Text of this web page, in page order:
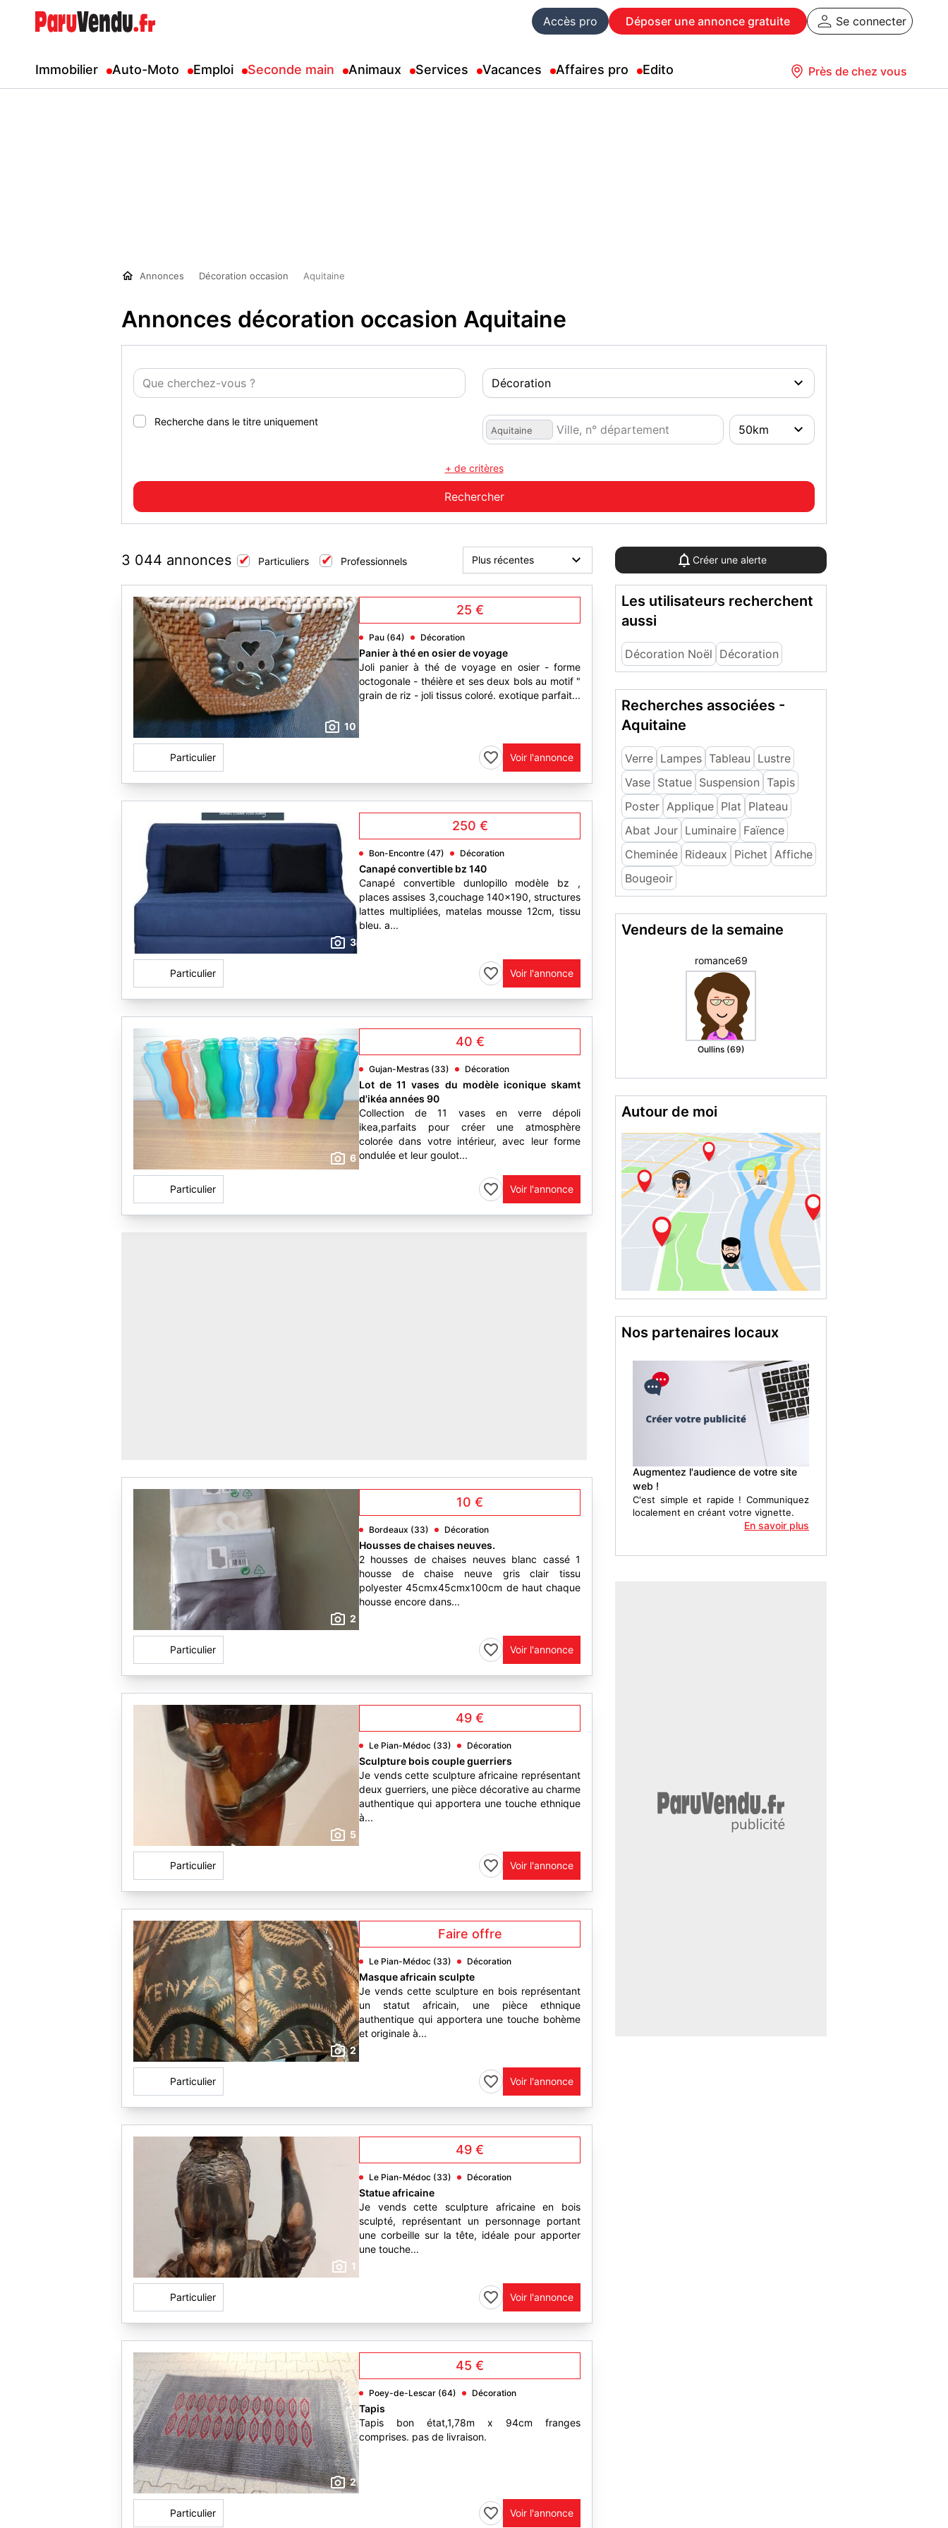
Accès pro Déposer une annonce gratuite Se connecter
Immobilier Auto-Moto Emploi Seconde main Animaux Services Vacances Affaires pro Edito Près de chez vous
Annonces Décoration occasion Aquitaine
Annonces décoration occasion Aquitaine
Recherche dans le titre uniquement
Aquitaine
+ de critères
3 044 annonces Particuliers Professionnels Créer une alerte
10
25 €
Pau (64) Décoration
Panier à thé en osier de voyage
Joli panier à thé de voyage en osier - forme
octogonale - théière et ses deux bols au motif "
grain de riz - joli tissus coloré. exotique parfait...
Particulier Voir l'annonce
3
250 €
Bon-Encontre (47) Décoration
Canapé convertible bz 140
Canapé convertible dunlopillo modèle bz ,
places assises 3,couchage 140x190, structures
lattes multipliées, matelas mousse 12cm, tissu
bleu. a...
Particulier Voir l'annonce
6
40 €
Gujan-Mestras (33) Décoration
Lot de 11 vases du modèle iconique skamt
d'ikéa années 90
Collection de 11 vases en verre dépoli
ikea,parfaits pour créer une atmosphère
colorée dans votre intérieur, avec leur forme
ondulée et leur goulot...
Particulier Voir l'annonce
2
10 €
Bordeaux (33) Décoration
Housses de chaises neuves.
2 housses de chaises neuves blanc cassé 1
housse de chaise neuve gris clair tissu
polyester 45cmx45cmx100cm de haut chaque
housse encore dans...
Particulier Voir l'annonce
5
49 €
Le Pian-Médoc (33) Décoration
Sculpture bois couple guerriers
Je vends cette sculpture africaine représentant
deux guerriers, une pièce décorative au charme
authentique qui apportera une touche ethnique
à...
Particulier Voir l'annonce
2
Faire offre
Le Pian-Médoc (33) Décoration
Masque africain sculpte
Je vends cette sculpture en bois représentant
un statut africain, une pièce ethnique
authentique qui apportera une touche bohème
et originale à...
Particulier Voir l'annonce
1
49 €
Le Pian-Médoc (33) Décoration
Statue africaine
Je vends cette sculpture africaine en bois
sculpté, représentant un personnage portant
une corbeille sur la tête, idéale pour apporter
une touche...
Particulier Voir l'annonce
2
45 €
Poey-de-Lescar (64) Décoration
Tapis
Tapis bon état,1,78m x 94cm franges
comprises. pas de livraison.
Particulier Voir l'annonce
Les utilisateurs recherchent
aussi
Décoration Noël Décoration
Recherches associées -
Aquitaine
Verre Lampes Tableau Lustre
Vase Statue Suspension Tapis
Poster Applique Plat Plateau
Abat Jour Luminaire Faïence
Cheminée Rideaux Pichet Affiche
Bougeoir
Vendeurs de la semaine
Didier V.
Flers En
Autour de moi
Nos partenaires locaux
Augmentez l'audience de votre site
web !
C'est simple et rapide ! Communiquez
localement en créant votre vignette.
En savoir plus